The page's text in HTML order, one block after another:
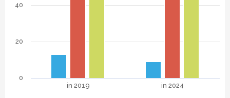
in 2019 in 2024
0
20
40